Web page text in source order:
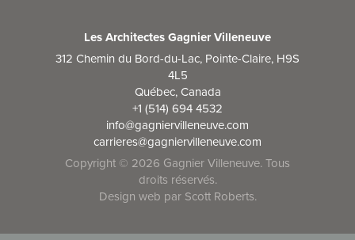
Les Architectes Gagnier Villeneuve
312 Chemin du Bord-du-Lac, Pointe-Claire, H9S
4L5
Québec, Canada
+1 (514) 694 4532
info@gagniervilleneuve.com
carrieres@gagniervilleneuve.com
Copyright © 2026 Gagnier Villeneuve. Tous
droits réservés.
Design web par Scott Roberts.